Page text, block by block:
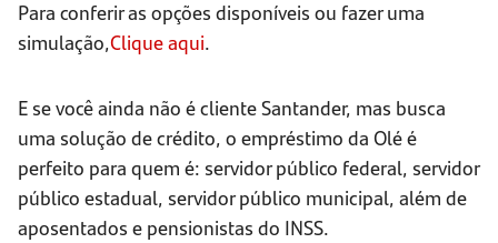
Para conferir as opções disponíveis ou fazer uma
simulação,Clique aqui.
E se você ainda não é cliente Santander, mas busca
uma solução de crédito, o empréstimo da Olé é
perfeito para quem é: servidor público federal, servidor
público estadual, servidor público municipal, além de
aposentados e pensionistas do INSS.